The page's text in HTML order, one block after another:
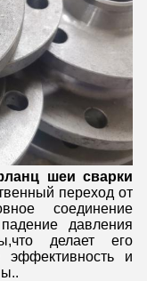
шеи сварки
переход от
соединение
давления
делает его
и